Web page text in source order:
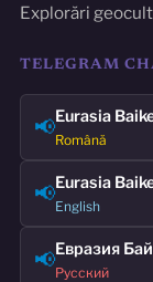
Explorări
TELEGRAM
📢Eurasia
Română
📢Eurasia
English
📢Евразия
Русский